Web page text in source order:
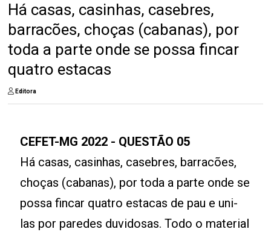
Há casas, casinhas, casebres,
barracões, choças (cabanas), por
toda a parte onde se possa fincar
quatro estacas
Editora
CEFET-MG 2022 - QUESTÃO 05
Há casas, casinhas, casebres, barracões,
choças (cabanas), por toda a parte onde se
possa fincar quatro estacas de pau e uni-
las por paredes duvidosas. Todo o material